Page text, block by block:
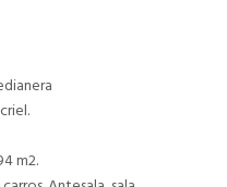
m2.